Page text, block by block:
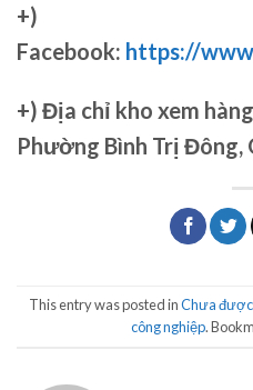
+)
Facebook: https://
+) Địa chỉ kho xem
Phường Bình Trị Đông,
This entry was posted inChưa
công nghiệp.